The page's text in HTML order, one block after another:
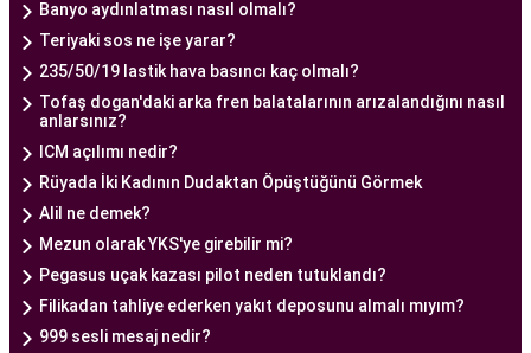
Ankara Tüp Bebek Merkezi, hasta odaklı hizmet
anlayışı ve etik prensipler çerçevesinde, çiftlere
sağlıklı bir gebelik yaşama şansı tanıyan kapsamlı
bir tüp bebek hizmeti sunar.
Ankara Tüp Bebek Doktoru
Tüp bebek tedavisi, uzman bir ekibin liderliğinde
ve deneyimli bir doktorun rehberliğinde
yürütülmesi gereken bir süreçtir. Ankara Tüp
Bebek Merkezi'nde görev alan uzman tüp bebek
doktoru, çiftlere kapsamlı bir yaklaşımla tedavi
Banyo aydınlatması nasıl olmalı?
Teriyaki sos ne işe yarar?
235/50/19 lastik hava basıncı kaç olmalı?
Tofaş dogan'daki arka fren balatalarının arızalandığını nasıl
anlarsınız?
ICM açılımı nedir?
Rüyada İki Kadının Dudaktan Öpüştüğünü Görmek
Alil ne demek?
Mezun olarak YKS'ye girebilir mi?
Pegasus uçak kazası pilot neden tutuklandı?
Filikadan tahliye ederken yakıt deposunu almalı mıyım?
999 sesli mesaj nedir?